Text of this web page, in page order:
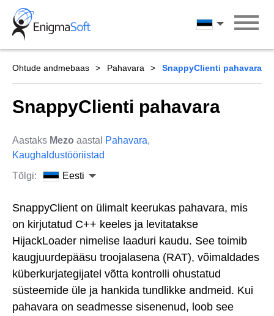
Skip
content
Eesti
Ohtude andmebaas Pahavara SnappyClienti pahavara
SnappyClienti pahavara
Aastaks Mezo aastal Pahavara,
Kaughaldustööriistad
Tõlgi:
Eesti
SnappyClient on ülimalt keerukas pahavara, mis
on kirjutatud C++ keeles ja levitatakse
HijackLoader nimelise laaduri kaudu. See toimib
kaugjuurdepääsu troojalasena (RAT), võimaldades
küberkurjategijatel võtta kontrolli ohustatud
süsteemide üle ja hankida tundlikke andmeid. Kui
pahavara on seadmesse sisenenud, loob see